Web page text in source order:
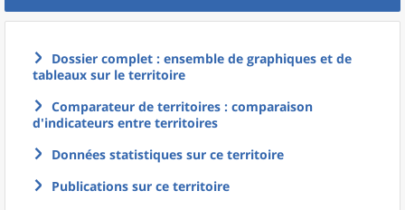
Dossier complet : ensemble de graphiques et de
tableaux sur le territoire
Comparateur de territoires : comparaison
d'indicateurs entre territoires
Données statistiques sur ce territoire
Publications sur ce territoire